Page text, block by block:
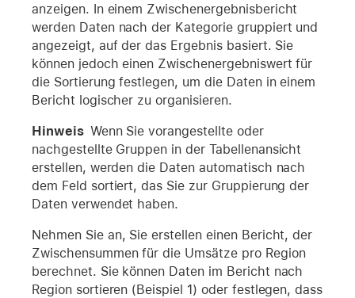
anzeigen. In einem Zwischenergebnisbericht
werden Daten nach der Kategorie gruppiert und
angezeigt, auf der das Ergebnis basiert. Sie
können jedoch einen Zwischenergebniswert für
die Sortierung festlegen, um die Daten in einem
Bericht logischer zu organisieren.
Hinweis Wenn Sie vorangestellte oder
nachgestellte Gruppen in der Tabellenansicht
erstellen, werden die Daten automatisch nach
dem Feld sortiert, das Sie zur Gruppierung der
Daten verwendet haben.
Nehmen Sie an, Sie erstellen einen Bericht, der
Zwischensummen für die Umsätze pro Region
berechnet. Sie können Daten im Bericht nach
Region sortieren (Beispiel 1) oder festlegen, dass